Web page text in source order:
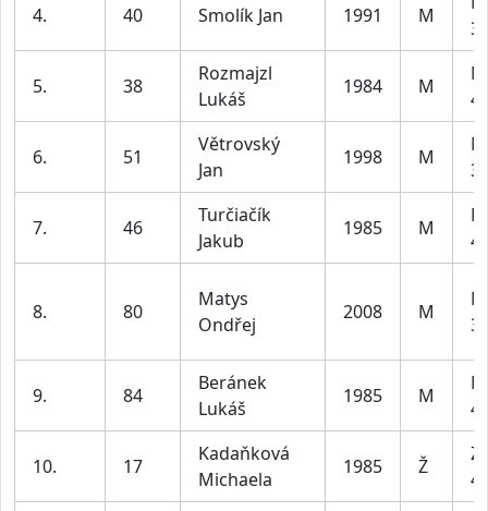
4. 40 Smolík Jan 1991 M
5. 38
Rozmajzl
Lukáš
1984 M
6. 51
Větrovský
Jan
1998 M
7. 46
Turčiačík
Jakub
1985 M
8. 80
Matys
Ondřej
2008 M
9. 84
Beránek
Lukáš
1985 M
10. 17
Kadaňková
Michaela
1985 Ž